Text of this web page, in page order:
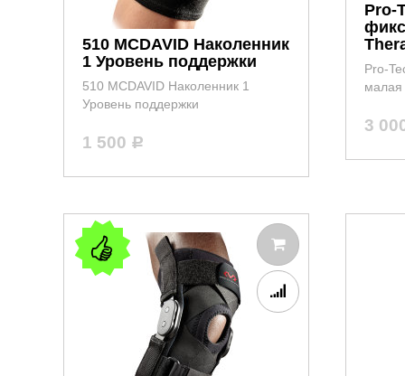
510 MCDAVID Наколенник
1 Уровень поддержки
510 MCDAVID Наколенник 1
Уровень поддержки
1 500 Р
Pro-
Pro-
малая
3